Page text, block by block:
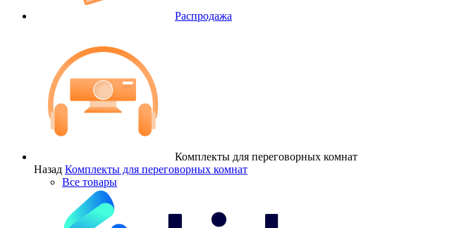
Распродажа
Комплекты для переговорных комнат
Назад Комплекты для переговорных комнат
Все товары